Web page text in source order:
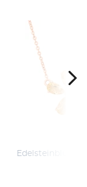
Edelsteinblüten